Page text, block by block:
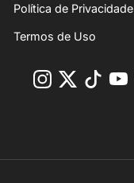
Política de Privacidade
Termos de Uso